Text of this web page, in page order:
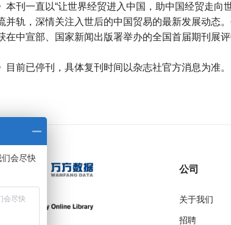
本刊一直以“让世界经贸进入中国，助中国经贸走向
并轨，深情关注入世后的中国贸易的最新发展动态
在中宣部、国家新闻出版署举办的全国首届期刊展
目前已停刊，具体复刊时间以杂志社官方消息为准。
公司
关于我们
招聘
会尽快